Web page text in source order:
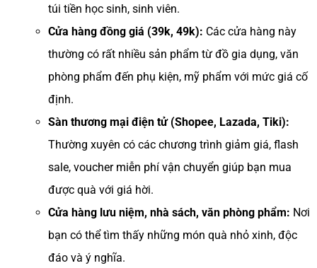
túi tiền học sinh, sinh viên.
Cửa hàng đồng giá (39k, 49k): Các cửa hàng này
thường có rất nhiều sản phẩm từ đồ gia dụng, văn
phòng phẩm đến phụ kiện, mỹ phẩm với mức giá cố
định.
Sàn thương mại điện tử (Shopee, Lazada, Tiki):
Thường xuyên có các chương trình giảm giá, flash
sale, voucher miễn phí vận chuyển giúp bạn mua
được quà với giá hời.
Cửa hàng lưu niệm, nhà sách, văn phòng phẩm: Nơi
bạn có thể tìm thấy những món quà nhỏ xinh, độc
đáo và ý nghĩa.